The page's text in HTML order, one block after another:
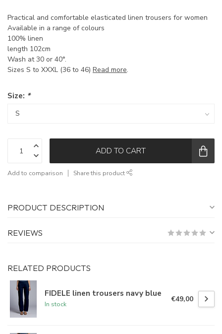
Practical and comfortable elasticated linen trousers for women
Available in a range of colours
100% linen
length 102cm
Wash at 30 or 40°.
Sizes S to XXXL (36 to 46) Read more.
Size: *
ADD TO CART
Add to comparison Share this product
PRODUCT DESCRIPTION
REVIEWS
RELATED PRODUCTS
FIDELE linen trousers navy blue
In stock
€49,00